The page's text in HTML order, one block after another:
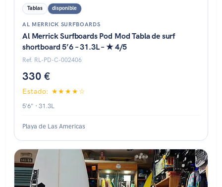
Tablas disponible
AL MERRICK SURFBOARDS
Al Merrick Surfboards Pod Mod Tabla de surf
shortboard 5’6 – 31.3L – ★ 4/5
Ref. RL-PD-C-002406
330 €
Estado: ★★★★☆
5'6" · 31.3L
Playa de Las Americas
Estado: ★★★★☆